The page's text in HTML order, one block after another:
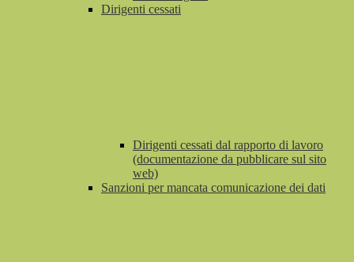
Dirigenti cessati
Dirigenti cessati dal rapporto di lavoro
(documentazione da pubblicare sul sito
web)
Sanzioni per mancata comunicazione dei dati